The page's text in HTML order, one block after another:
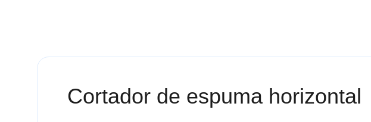
Cortador de espuma horizontal